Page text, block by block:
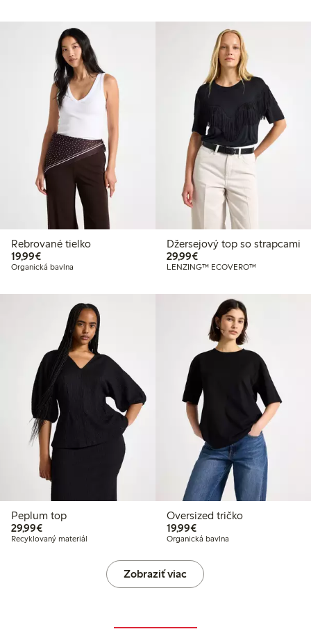
Rebrované tielko
19,99€19,99 €
Organická bavlna
Džersejový top so strapcami
29,99€29,99 €
LENZING™ ECOVERO™
Peplum top
29,99€29,99 €
Recyklovaný materiál
Oversized tričko
19,99€19,99 €
Organická bavlna
Zobraziť viac